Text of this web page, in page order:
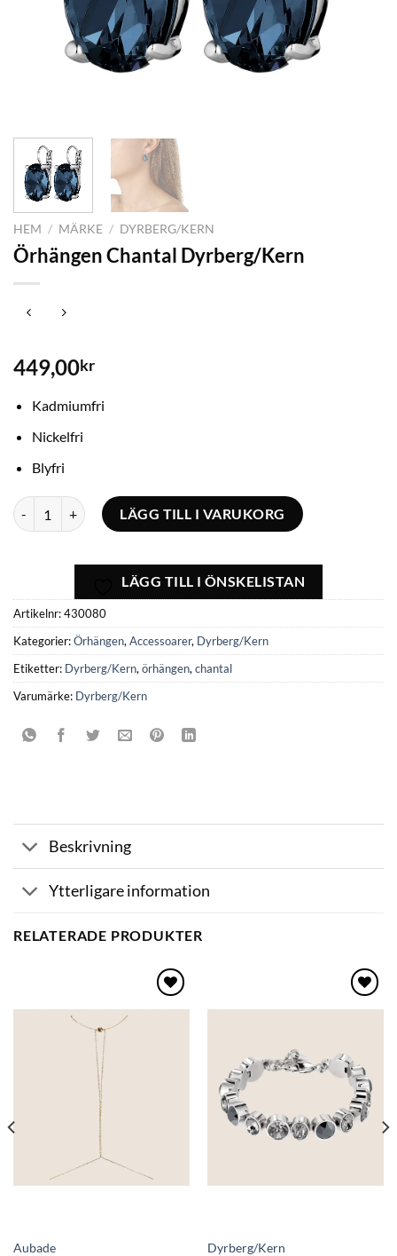
HEM / MÄRKE / DYRBERG/KERN
Örhängen Chantal Dyrberg/Kern
449,00kr
Kadmiumfri
Nickelfri
Blyfri
Örhängen Chantal Dyrberg/Kern mängd
LÄGG TILL I VARUKORG
LÄGG TILL I ÖNSKELISTAN
Artikelnr:430080
Kategorier:Örhängen,Accessoarer, Dyrberg/Kern
Etiketter: Dyrberg/Kern,örhängen,chantal
Varumärke: Dyrberg/Kern
Beskrivning
Ytterligare information
RELATERADE PRODUKTER
Aubade
önskelistan
Dyrberg/Kern